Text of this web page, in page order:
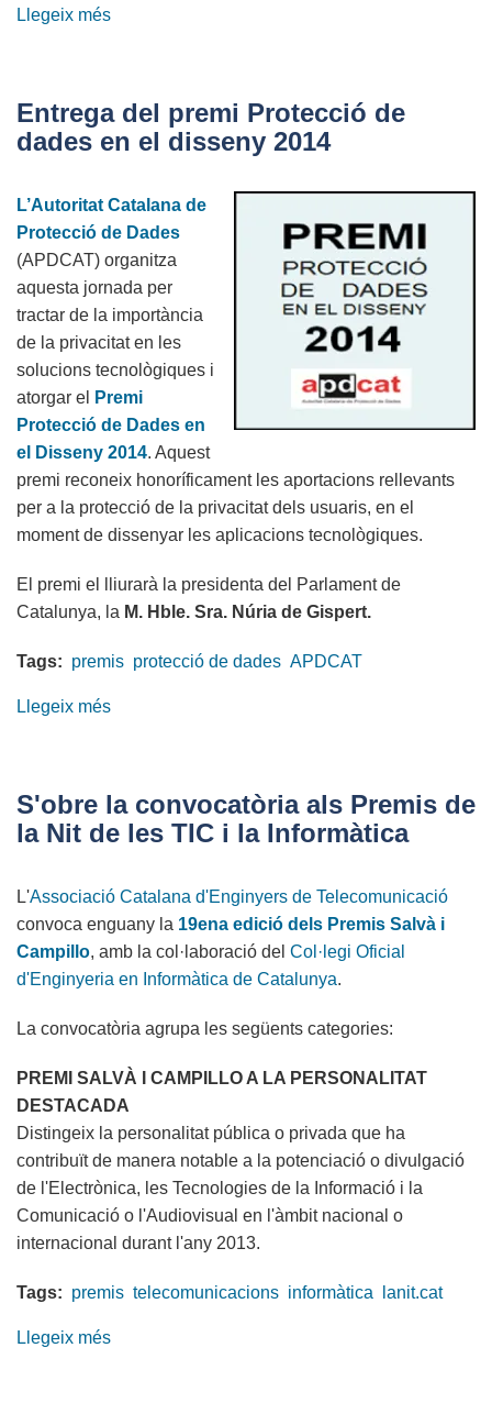
Llegeix més
termini
per
se
al
Premi
Protecció
de
Dades
en
el
Disseny
2015
Entrega del premi Protecció de
dades en el disseny 2014
L’Autoritat Catalana de
Protecció de Dades
(APDCAT) organitza
aquesta jornada per
tractar de la importància
de la privacitat en les
solucions tecnològiques i
atorgar el
Premi
Protecció de Dades en
el Disseny 2014. Aquest
premi reconeix honoríficament les aportacions rellevants
per a la protecció de la privacitat dels usuaris, en el
moment de dissenyar les aplicacions tecnològiques.
El premi el lliurarà la presidenta del Parlament de
Catalunya, la M. Hble. Sra. Núria de Gispert.
Tags: premis protecció de dades APDCAT
Llegeix més
Protecció
de
en
el
disseny
2014
S'obre la convocatòria als Premis de
la Nit de les TIC i la Informàtica
L'Associació Catalana d'Enginyers de Telecomunicació
convoca enguany la 19ena edició dels Premis Salvà i
Campillo, amb la col·laboració del Col·legi Oficial
d'Enginyeria en Informàtica de Catalunya.
La convocatòria agrupa les següents categories:
PREMI SALVÀ I CAMPILLO A LA PERSONALITAT
DESTACADA
Distingeix la personalitat pública o privada que ha
contribuït de manera notable a la potenciació o divulgació
de l'Electrònica, les Tecnologies de la Informació i la
Comunicació o l'Audiovisual en l'àmbit nacional o
internacional durant l'any 2013.
Tags: premis telecomunicacions informàtica lanit.cat
Llegeix més